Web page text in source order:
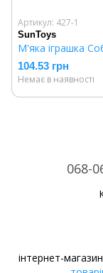
Артикул: 427-1
SunToys
М'яка іграшка
104.53 грн
Немає в наявності
068-
інтернет-